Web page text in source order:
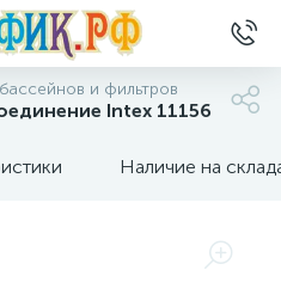
и фильтров
Intex 11156
Наличие на